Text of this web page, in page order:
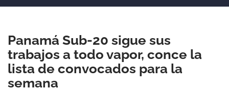
Panamá Sub-20 sigue sus
trabajos a todo vapor, conce la
lista de convocados para la
semana